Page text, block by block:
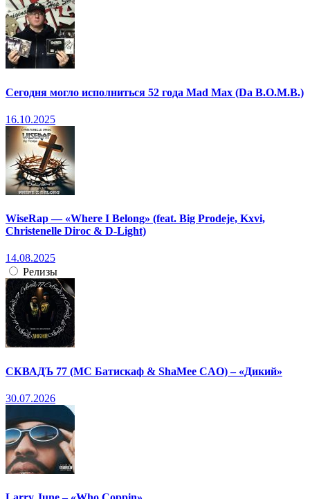
Сегодня могло исполниться 52 года Mad Max (Da B.O.M.B.)
16.10.2025
WiseRap — «Where I Belong» (feat. Big Prodeje, Kxvi,
Christenelle Diroc & D-Light)
14.08.2025
Релизы
СКВАДЪ 77 (МС Батискаф & ShaMee CAO) – «Дикий»
30.07.2026